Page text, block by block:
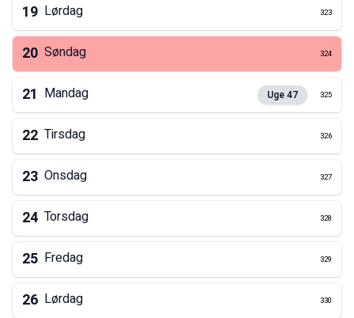
19 Lørdag 323
20 Søndag 324
21 Mandag Uge47 325
22 Tirsdag 326
23 Onsdag 327
24 Torsdag 328
25 Fredag 329
26 Lørdag 330